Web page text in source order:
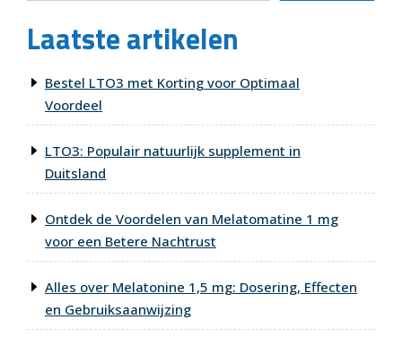
Laatste artikelen
Bestel LTO3 met Korting voor Optimaal
Voordeel
LTO3: Populair natuurlijk supplement in
Duitsland
Ontdek de Voordelen van Melatomatine 1 mg
voor een Betere Nachtrust
Alles over Melatonine 1,5 mg: Dosering, Effecten
en Gebruiksaanwijzing